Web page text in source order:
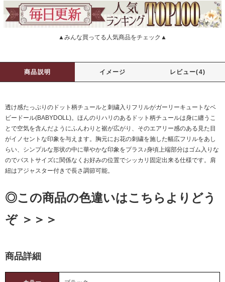
▲みんな買ってる人気商品をチェック▲
商品説明 イメージ レビュー(4)
透け感たっぷりのドット柄チュールと刺繍入りフリルがガーリーキュートなベ
ビードール(BABYDOLL)。ほんのりハリのあるドット柄チュールは身に纏うこ
とで空気を含んだようにふんわりと裾が広がり、そのエアリー感のある見た目
がイノセントな印象を与えます。胸元にお花の刺繍を施した幅広フリルをあし
らい、シンプルな形状の中に華やかな印象をプラス♪身頃上端部分はゴム入りな
のでバストサイズに関係なくお好みの位置でシッカリ固定出来る仕様です。肩
紐はアジャスター付きで長さ調節可能。
◎この商品の色違いはこちらよりどう
ぞ ＞＞＞
商品詳細